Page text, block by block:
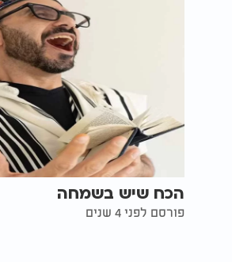
הכח שיש בשמחה
פורסם לפני 4 שנים